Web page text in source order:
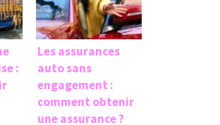
:
Les assurances
auto sans
engagement :
comment obtenir
une assurance ?